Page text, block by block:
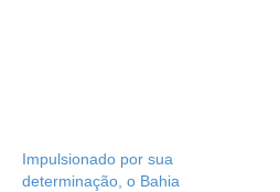
Impulsionado por sua
determinação, o Bahia